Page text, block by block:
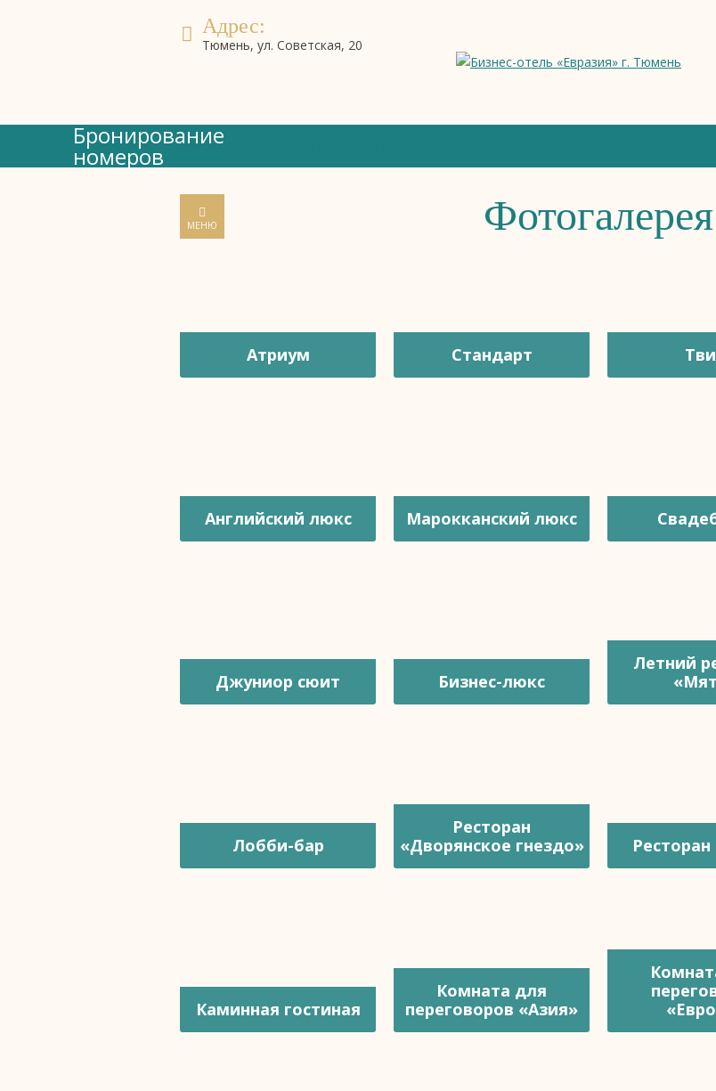
Адрес:
Тюмень, ул. Советская, 20
Бронирование
номеров
МЕНЮ Фотогалерея
Атриум Стандарт
Английский люкс Марокканский люкс
Джуниор сюит Бизнес-люкс
Летний
Лобби-бар
Ресторан
«Дворянское гнездо»
Каминная гостиная
Комната для
переговоров «Азия»